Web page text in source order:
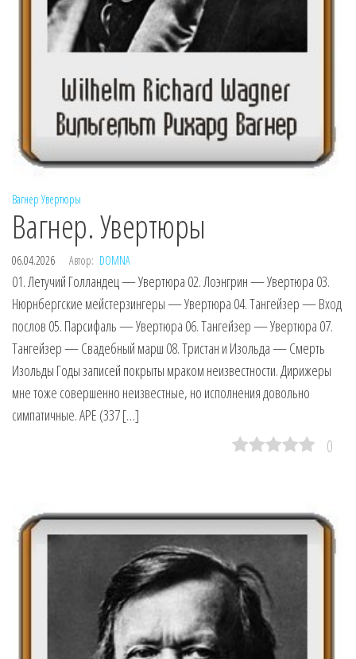
Вагнер Увертюры
Вагнер. Увертюры
06.04.2026 Автор: DOMNA
01. Летучий Голландец — Увертюра 02. Лоэнгрин — Увертюра 03.
Нюрнбергские мейстерзингеры — Увертюра 04. Тангейзер — Вход
послов 05. Парсифаль — Увертюра 06. Тангейзер — Увертюра 07.
Тангейзер — Свадебный марш 08. Тристан и Изольда — Смерть
Изольды Годы записей покрыты мраком неизвестности. Дирижеры
мне тоже совершенно неизвестные, но исполнения довольно
симпатичные. APE (337 […]
0